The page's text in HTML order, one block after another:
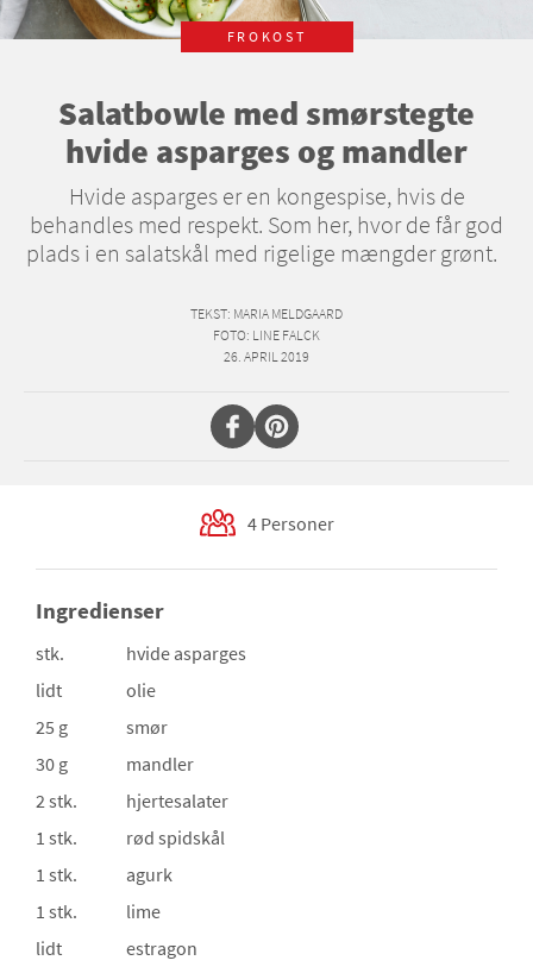
FROKOST
Salatbowle med smørstegte
hvide asparges og mandler
Hvide asparges er en kongespise, hvis de
behandles med respekt. Som her, hvor de får god
plads i en salatskål med rigelige mængder grønt.
TEKST: MARIA MELDGAARD
FOTO: LINE FALCK
26. APRIL 2019
4 Personer
Ingredienser
stk.
hvide asparges
lidt
olie
25 g
smør
30 g
mandler
2 stk.
hjertesalater
1 stk.
rød spidskål
1 stk.
agurk
1 stk.
lime
lidt
estragon